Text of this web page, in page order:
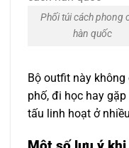
Phối túi cách phong
hàn quốc
Bộ outfit này
phố, đi học hay
tấu linh hoạt ở